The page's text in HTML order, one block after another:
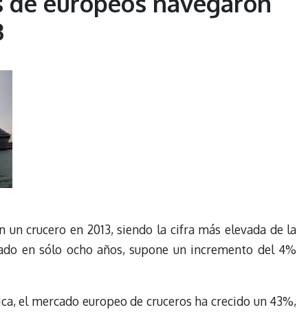
crucero en 2013, siendo la cifra más elevada de la
en sólo ocho años, supone un incremento del 4%
el mercado europeo de cruceros ha crecido un 43%,